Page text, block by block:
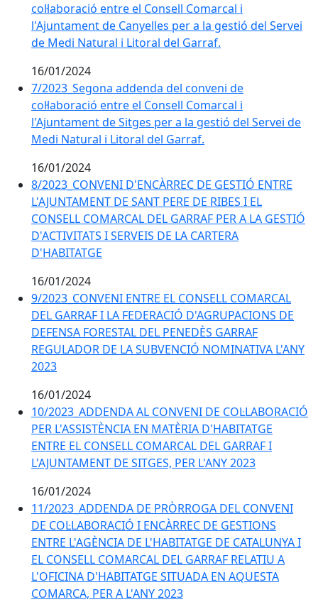
col·laboració entre el Consell Comarcal i
l'Ajuntament de Canyelles per a la gestió del Servei
de Medi Natural i Litoral del Garraf.
16/01/2024
7/2023_Segona addenda del conveni de
col·laboració entre el Consell Comarcal i
l'Ajuntament de Sitges per a la gestió del Servei de
Medi Natural i Litoral del Garraf.
16/01/2024
8/2023_CONVENI D'ENCÀRREC DE GESTIÓ ENTRE
L'AJUNTAMENT DE SANT PERE DE RIBES I EL
CONSELL COMARCAL DEL GARRAF PER A LA GESTIÓ
D'ACTIVITATS I SERVEIS DE LA CARTERA
D'HABITATGE
16/01/2024
9/2023_CONVENI ENTRE EL CONSELL COMARCAL
DEL GARRAF I LA FEDERACIÓ D'AGRUPACIONS DE
DEFENSA FORESTAL DEL PENEDÈS GARRAF
REGULADOR DE LA SUBVENCIÓ NOMINATIVA L'ANY
2023
16/01/2024
10/2023_ADDENDA AL CONVENI DE COL·LABORACIÓ
PER L'ASSISTÈNCIA EN MATÈRIA D'HABITATGE
ENTRE EL CONSELL COMARCAL DEL GARRAF I
L'AJUNTAMENT DE SITGES, PER L'ANY 2023
16/01/2024
11/2023_ADDENDA DE PRÒRROGA DEL CONVENI
DE COL·LABORACIÓ I ENCÀRREC DE GESTIONS
ENTRE L'AGÈNCIA DE L'HABITATGE DE CATALUNYA I
EL CONSELL COMARCAL DEL GARRAF RELATIU A
L'OFICINA D'HABITATGE SITUADA EN AQUESTA
COMARCA, PER A L'ANY 2023